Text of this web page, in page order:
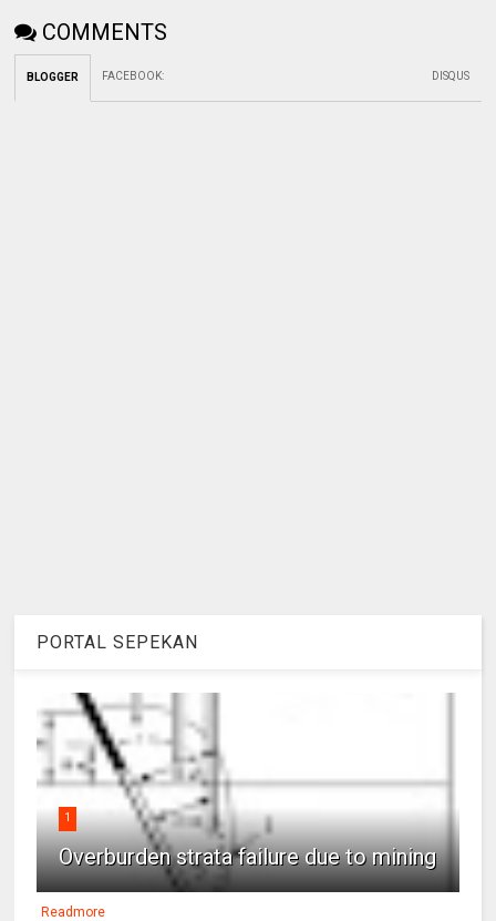
COMMENTS
BLOGGER FACEBOOK: DISQUS
PORTAL SEPEKAN
1
Overburden strata failure due to mining
Readmore